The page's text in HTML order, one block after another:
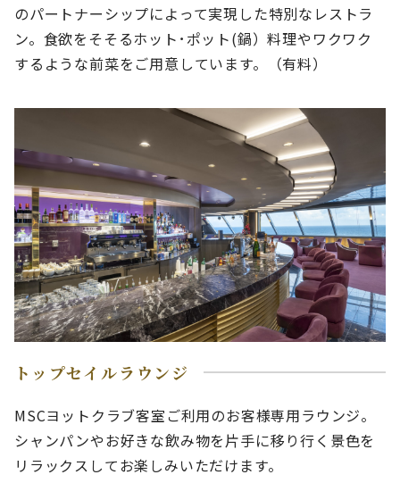
のパートナーシップによって実現した特別なレストラ
ン。食欲をそそるホット･ポット(鍋）料理やワクワク
するような前菜をご用意しています。（有料）
トップセイルラウンジ
MSCヨットクラブ客室ご利用のお客様専用ラウンジ。
シャンパンやお好きな飲み物を片手に移り行く景色を
リラックスしてお楽しみいただけます。